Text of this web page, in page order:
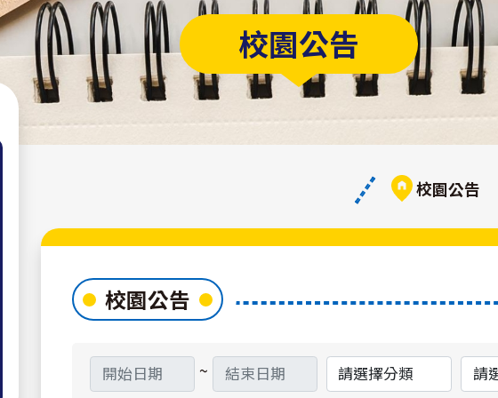
校園公告
校園公告
校園公告
~
分
單